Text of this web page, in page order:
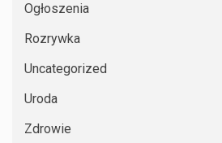
Ogłoszenia
Rozrywka
Uncategorized
Uroda
Zdrowie